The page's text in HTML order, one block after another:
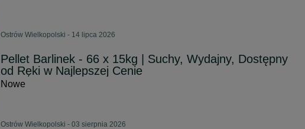
Ostrów Wielkopolski - 14 lipca 2026
Pellet Barlinek - 66 x 15kg | Suchy, Wydajny, Dostępny
od Ręki w Najlepszej Cenie
Nowe
Ostrów Wielkopolski - 03 sierpnia 2026